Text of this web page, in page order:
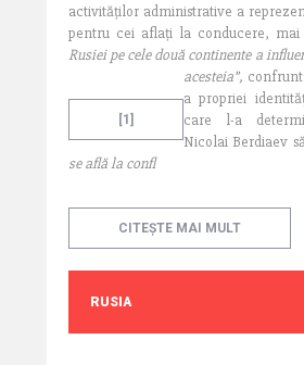
activităților administrative a
pentru cei aflați la conducere, mai
Rusiei pe cele două continente a
acesteia”
[1]
,
a propriei
care l-a
Nicolai Berdiaev
se află la confl
CITEȘTE MAI MULT
RUSIA